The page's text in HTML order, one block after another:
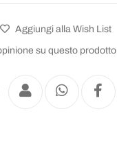
Aggiungi alla Wish List
su questo prodotto